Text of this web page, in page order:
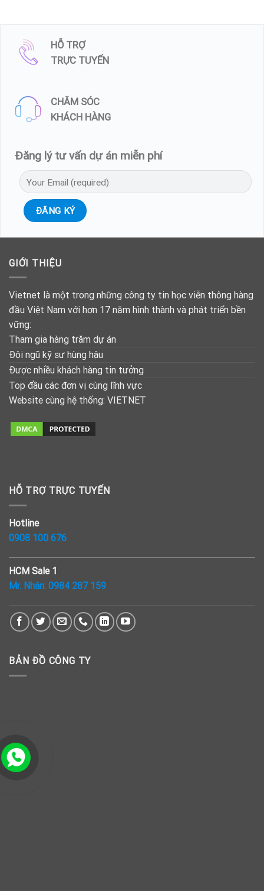
HỖ TRỢ
TRỰC TUYẾN
CHĂM SÓC
KHÁCH HÀNG
Đăng lý tư vấn dự án miễn phí
GIỚI THIỆU
Vietnet là một trong những công ty tin học viễn thông hàng
đầu Việt Nam với hơn 17 năm hình thành và phát triển bền
vững:
Tham gia hàng trăm dự án
Đội ngũ kỹ sư hùng hậu
Được nhiều khách hàng tin tưởng
Top đầu các đơn vị cùng lĩnh vực
Website cùng hệ thống: VIETNET
HỖ TRỢ TRỰC TUYẾN
Hotline
0908 100 676
HCM Sale 1
Mr. Nhân: 0984 287 159
BẢN ĐỒ CÔNG TY